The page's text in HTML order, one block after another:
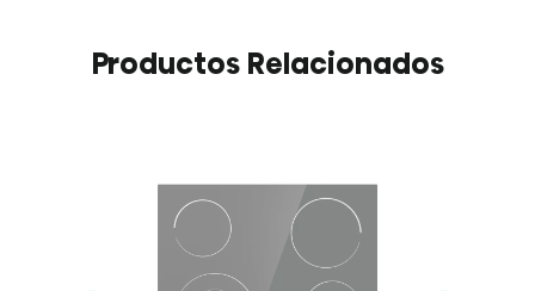
Productos Relacionados